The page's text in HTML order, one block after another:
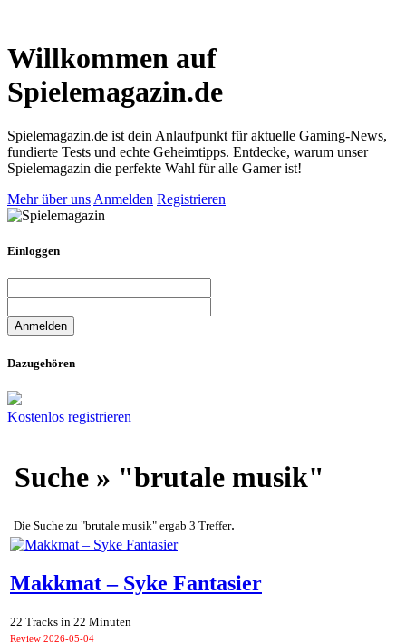
Willkommen auf
Spielemagazin.de
Spielemagazin.de ist dein Anlaufpunkt für aktuelle Gaming-News,
fundierte Tests und echte Geheimtipps. Entdecke, warum unser
Spielemagazin die perfekte Wahl für alle Gamer ist!
Mehr über uns Anmelden Registrieren
Einloggen
Dazugehören
Kostenlos registrieren
Suche » "brutale musik"
Die Suche zu "brutale musik" ergab 3 Treffer.
Makkmat – Syke Fantasier
22 Tracks in 22 Minuten
Review 2026-05-04